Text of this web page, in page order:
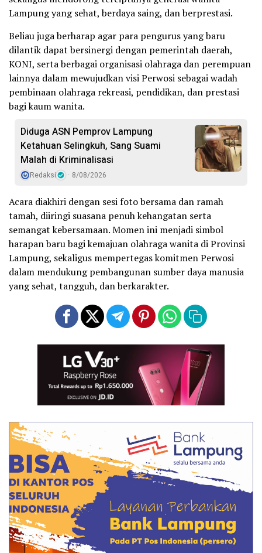
Lampung yang sehat, berdaya saing, dan berprestasi.
Beliau juga berharap agar para pengurus yang baru
dilantik dapat bersinergi dengan pemerintah daerah,
KONI, serta berbagai organisasi olahraga dan perempuan
lainnya dalam mewujudkan visi Perwosi sebagai wadah
pembinaan olahraga rekreasi, pendidikan, dan prestasi
bagi kaum wanita.
Diduga ASN Pemprov Lampung
Ketahuan Selingkuh, Sang Suami
Malah di Kriminalisasi
Redaksi 8/08/2026
Acara diakhiri dengan sesi foto bersama dan ramah
tamah, diiringi suasana penuh kehangatan serta
semangat kebersamaan. Momen ini menjadi simbol
harapan baru bagi kemajuan olahraga wanita di Provinsi
Lampung, sekaligus mempertegas komitmen Perwosi
dalam mendukung pembangunan sumber daya manusia
yang sehat, tangguh, dan berkarakter.